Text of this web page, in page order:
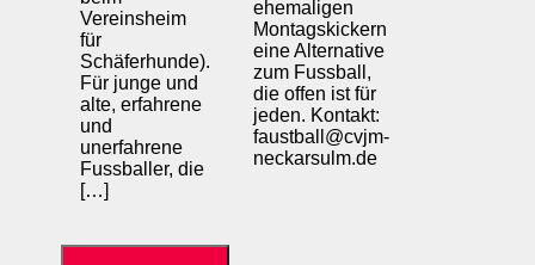
Vereinsheim
für
Schäferhunde).
Für junge und
alte, erfahrene
und
unerfahrene
Fussballer, die
[…]
ehemaligen
Montagskickern
eine Alternative
zum Fussball,
die offen ist für
jeden. Kontakt:
faustball@cvjm-
neckarsulm.de